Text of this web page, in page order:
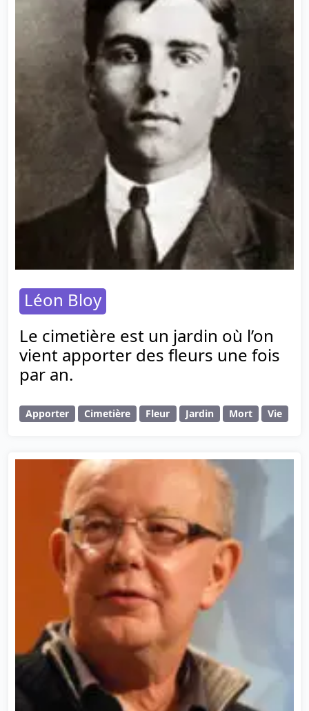
Léon Bloy
Le cimetière est un jardin où l’on
vient apporter des fleurs une fois
par an.
Apporter Cimetière Fleur Jardin Mort Vie